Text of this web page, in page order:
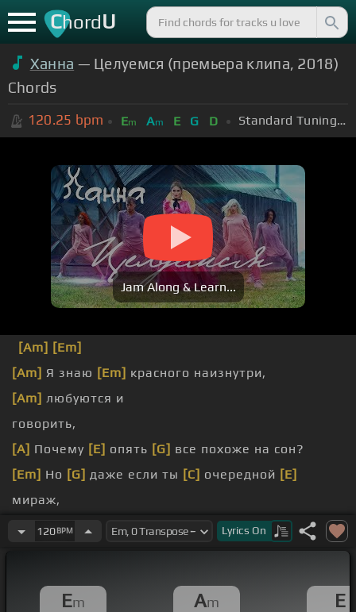
ChordU
Ханна — Целуемся (премьера клипа, 2018)
Chords
120.25 bpm Em Am E G D Standard Tuning (EADGBE)
Jam Along & Learn...
[Am] [Em]
[Am] Я знаю [Em] красного наизнутри,
[Am] любуются и
говорить,
[A] Почему [E] опять [G] все похоже на сон?
[Em] Но [G] даже если ты [C] очередной [E]
мираж,
ради[G]
любви готова на все,
сотни тысяч[E]раз.
120BPM Lyrics On
Em Am E